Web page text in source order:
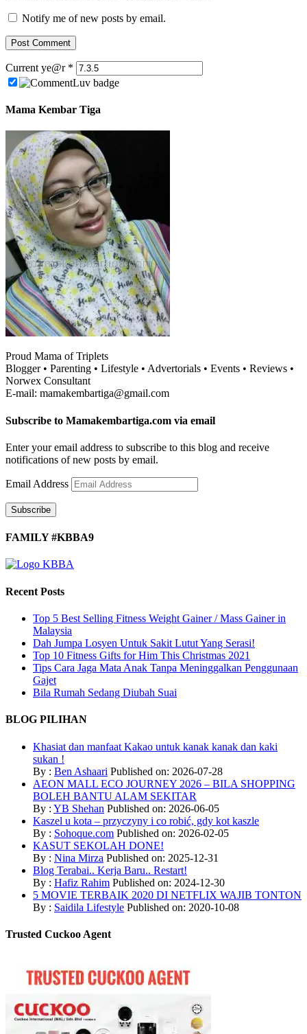
Notify me of new posts by email.
Current ye@r *
Mama Kembar Tiga
Proud Mama of Triplets
Blogger • Parenting • Lifestyle • Advertorials • Events • Reviews •
Norwex Consultant
E-mail: mamakembartiga@gmail.com
Subscribe to Mamakembartiga.com via email
Enter your email address to subscribe to this blog and receive
notifications of new posts by email.
Email Address
Subscribe
FAMILY #KBBA9
Recent Posts
Top 5 Best Selling Fitness Weight Gainer / Mass Gainer in
Malaysia
Dah Jumpa Losyen Untuk Sakit Lutut Yang Serasi!
Top 10 Fitness Gifts for Him This Christmas 2021
Tips Cara Jaga Mata Anak Tanpa Meninggalkan Penggunaan
Gajet
Bila Rumah Sedang Diubah Suai
BLOG PILIHAN
Khasiat dan manfaat Kakao untuk kanak kanak dan kaki
sukan !
By : Ben Ashaari Published on: 2026-07-28
AEON MALL ECO JOURNEY 2026 – BILA SHOPPING
BOLEH BANTU ALAM SEKITAR
By : YB Shehan Published on: 2026-06-05
Kaszel u kota – przyczyny i co robić, gdy kot kaszle
By : Sohoque.com Published on: 2026-02-05
KASUT SEKOLAH DONE!
By : Nina Mirza Published on: 2025-12-31
Blog Terabai.. Kerja Baru.. Restart!
By : Hafiz Rahim Published on: 2024-12-30
5 MOVIE TERBAIK 2020 DI NETFLIX WAJIB TONTON
By : Saidila Lifestyle Published on: 2020-10-08
Trusted Cuckoo Agent